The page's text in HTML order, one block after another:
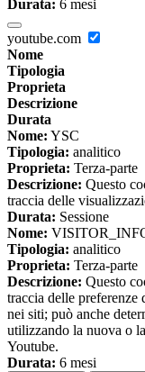
Durata: 6 mesi
youtube.com
Nome
Tipologia
Proprieta
Descrizione
Durata
Nome: YSC
Tipologia: analitico
Proprieta: Terza-parte
Descrizione: Questo
traccia delle
Durata: Sessione
Nome:
Tipologia: analitico
Proprieta: Terza-parte
Descrizione: Questo
traccia delle
nei siti; può anche
utilizzando la nuova o
Youtube.
Durata: 6 mesi